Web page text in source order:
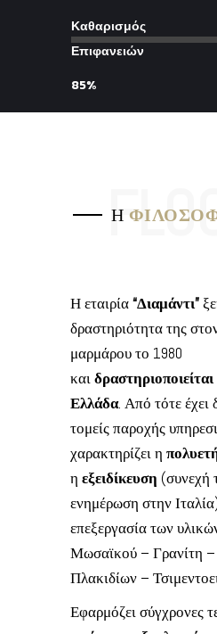
Καθαρισμός
Επιφανειών
85%
Η
Η εταιρία“Διαμάντι”
δραστηριότητα της
μαρμάρου το 1980
και
Ελλάδα. Από τότε έχει
τομείς παροχής
χαρακτηρίζει η
η εξειδίκευση (συνεχή
ενημέρωση στην
επεξεργασία των
Μωσαϊκού – Γρανίτη
Πλακιδίων –
Εφαρμόζει σύγχρονες